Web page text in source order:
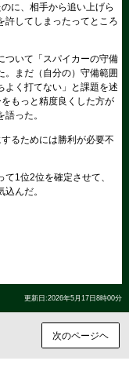
に、相手から追い上げら
許してしまったってところ
いて「スパイカーの守備
。まだ（自分の）守備範囲
よく打てない」と課題を述
もっと精度良くした方が
った。
るためには勝利が必要不
1位2位を確定させて、
んだ。
更新日:2026年5月17日8時00分
次のページヘ